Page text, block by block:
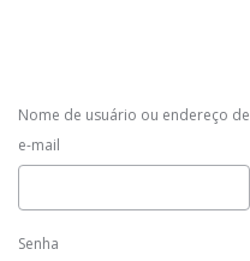
Nome de usuário ou endereço de
e-mail
Senha